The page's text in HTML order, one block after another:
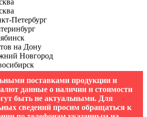
Петербург
на Дону
Новгород
поставками продукции и
данные о наличии и стоимости
быть не актуальными. Для
сведений просим обращаться к